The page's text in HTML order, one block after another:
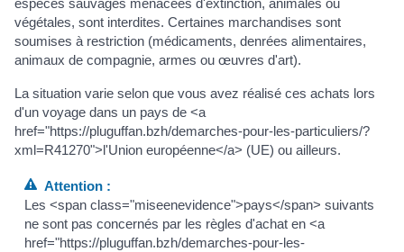
La situation varie selon que vous avez réalisé ces achats lors
d'un voyage dans un pays de <a
href="https://pluguffan.bzh/demarches-pour-les-particuliers/?
xml=R41270">l'Union européenne</a> (UE) ou ailleurs.
Attention :
Les <span class="miseenevidence">pays</span> suivants
ne sont pas concernés par les règles d'achat en <a
href="https://pluguffan.bzh/demarches-pour-les-